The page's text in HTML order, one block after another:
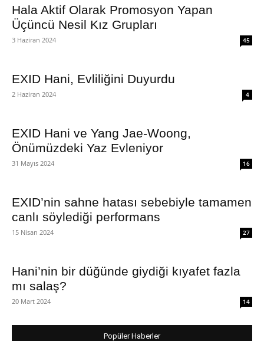
Hala Aktif Olarak Promosyon Yapan
Üçüncü Nesil Kız Grupları
3 Haziran 2024 45
EXID Hani, Evliliğini Duyurdu
2 Haziran 2024 4
EXID Hani ve Yang Jae-Woong,
Önümüzdeki Yaz Evleniyor
31 Mayıs 2024 16
EXID’nin sahne hatası sebebiyle tamamen
canlı söylediği performans
15 Nisan 2024 27
Hani’nin bir düğünde giydiği kıyafet fazla
mı salaş?
20 Mart 2024 14
Popüler Haberler